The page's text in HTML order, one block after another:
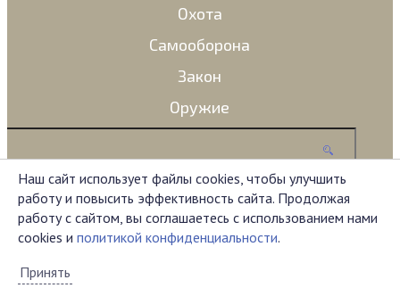
Охота
Самооборона
Закон
Оружие
Администрация сайта не несет ответственности за
комментарии, оставленные пользователями.
Материал на сайте представлен исключительно в
Наш сайт использует файлы cookies, чтобы улучшить
работу и повысить эффективность сайта. Продолжая
работу с сайтом, вы соглашаетесь с использованием нами
cookies и политикой конфиденциальности.
Принять